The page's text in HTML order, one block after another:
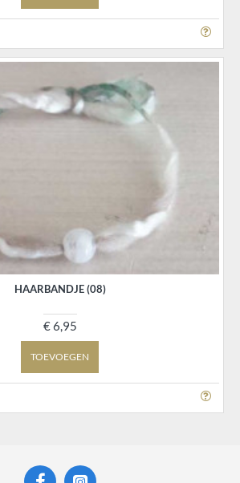
HAARBANDJE (08)
€ 6,95
TOEVOEGEN